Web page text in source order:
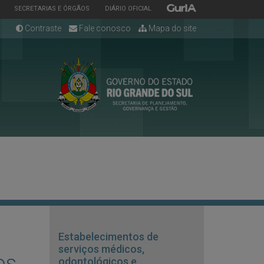
ESTADO
SECRETARIAS E ÓRGÃOS ESTADO
DIÁRIO OFICIAL ESTADO
Contraste Fale conosco Mapa do site
Estabelecimentos de
serviços médicos,
odontológicos e